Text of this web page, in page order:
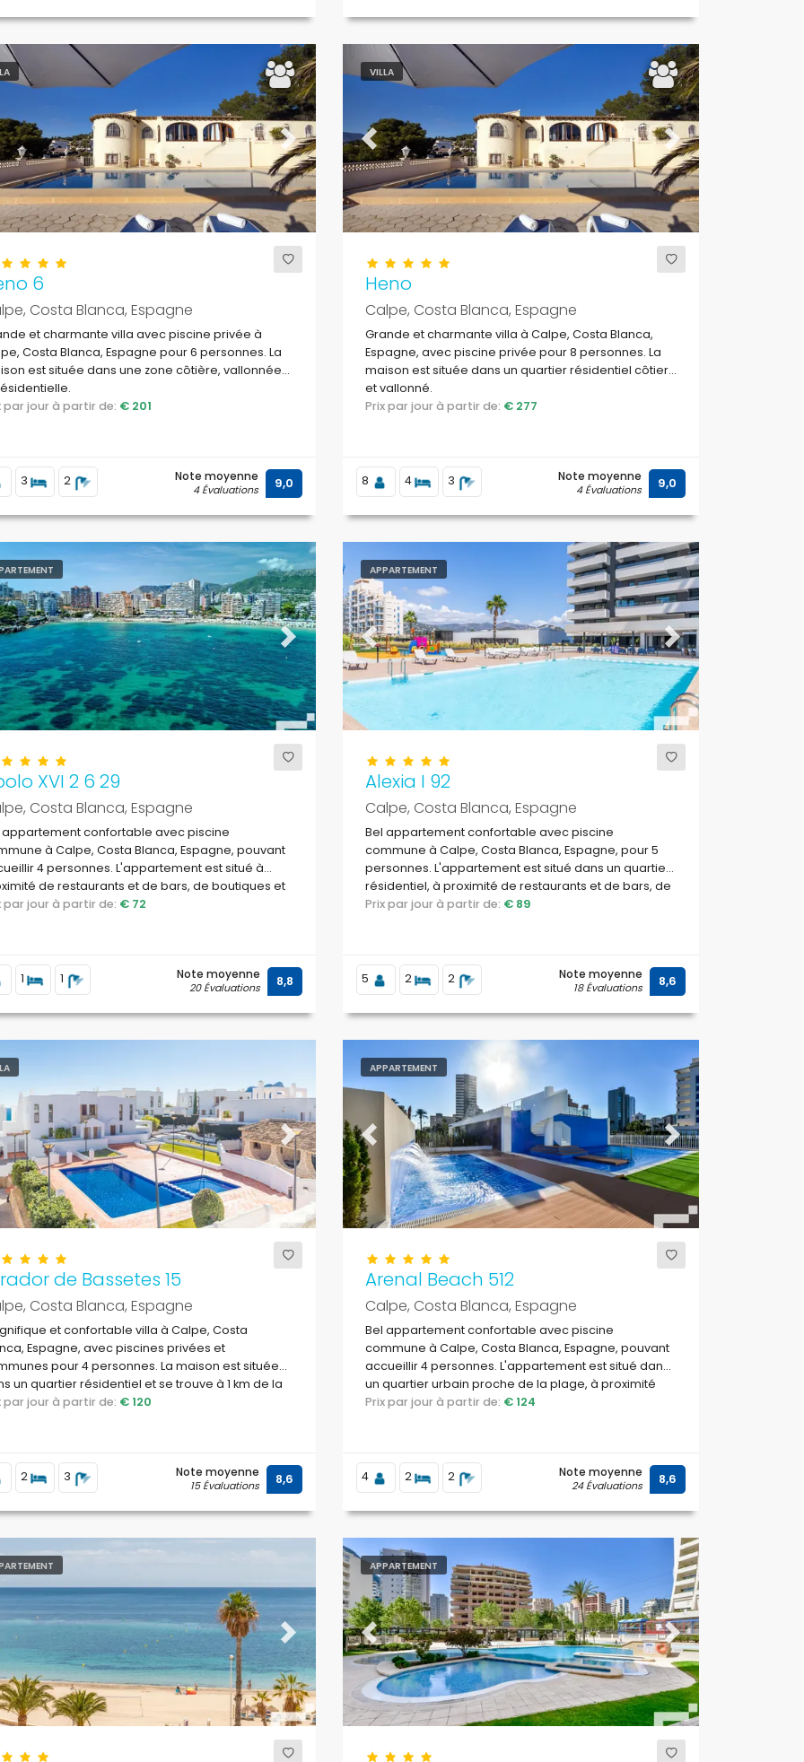
Next
6
Costa Blanca, Espagne
et charmante villa avec piscine privée à
Costa Blanca, Espagne pour 6 personnes. La
est située dans une zone côtière, vallonnée
par jour à partir de: € 201
3 2 Note moyenne
4 Évaluations 9,0
VILLA
Previous Next
Heno
Calpe, Costa Blanca, Espagne
Grande et charmante villa à Calpe, Costa Blanca,
Espagne, avec piscine privée pour 8 personnes. La
maison est située dans un quartier résidentiel côtier
et vallonné.
Prix par jour à partir de: € 277
8 4 3 Note moyenne
4 Évaluations 9,0
Next
XVI 2 6 29
Costa Blanca, Espagne
appartement confortable avec piscine
à Calpe, Costa Blanca, Espagne, pouvant
4 personnes. L'appartement est situé à
de restaurants et de bars, de boutiques et
et se trouve à seulement 25
par jour à partir de: € 72
1 1 Note moyenne
20 Évaluations 8,8
APPARTEMENT
Previous Next
Alexia I 92
Calpe, Costa Blanca, Espagne
Bel appartement confortable avec piscine
commune à Calpe, Costa Blanca, Espagne, pour 5
personnes. L'appartement est situé dans un quartier
résidentiel, à proximité de restaurants et de bars, de
boutiques et de supermarchés, et à 500 m de la
Prix par jour à partir de: € 89
5 2 2 Note moyenne
18 Évaluations 8,6
Next
de Bassetes 15
Costa Blanca, Espagne
et confortable villa à Calpe, Costa
Espagne, avec piscines privées et
pour 4 personnes. La maison est située
un quartier résidentiel et se trouve à 1 km de la
de La Fustera.
par jour à partir de: € 120
2 3 Note moyenne
15 Évaluations 8,6
APPARTEMENT
Previous Next
Arenal Beach 512
Calpe, Costa Blanca, Espagne
Bel appartement confortable avec piscine
commune à Calpe, Costa Blanca, Espagne, pouvant
accueillir 4 personnes. L'appartement est situé dans
un quartier urbain proche de la plage, à proximité
des restaurants et bars, des magasins et
Prix par jour à partir de: € 124
4 2 2 Note moyenne
24 Évaluations 8,6
Next
APPARTEMENT
Previous Next